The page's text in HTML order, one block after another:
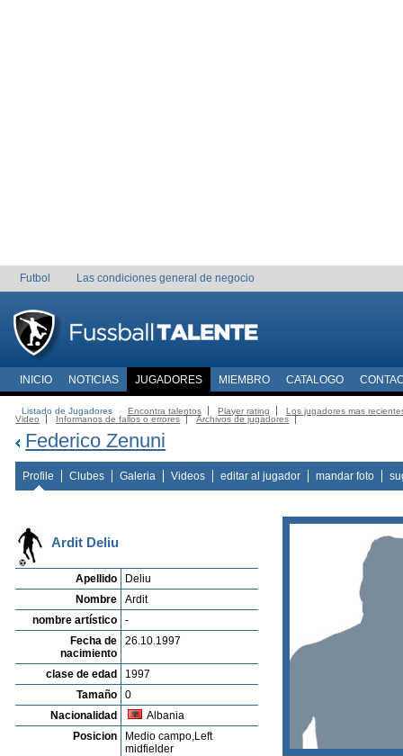
Futbol Las condiciones general de negocio
INICIO NOTICIAS JUGADORES MIEMBRO CATALOGO
Listado de Jugadores Encontra talentos Player rating
Los jugadores mas
Video
Informanos de fallos o errores Archivos de jugadores
Federico Zenuni
Profile Clubes Galeria Videos editar al jugador mandar foto
Ardit Deliu
Apellido
Deliu
Nombre
Ardit
nombre artístico
-
Fecha de
nacimiento
26.10.1997
clase de edad
1997
Tamaño
0
Nacionalidad
Albania
Posicion
Medio campo,Left
midfielder